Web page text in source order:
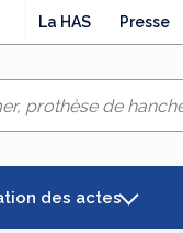
La HAS Presse
des actes